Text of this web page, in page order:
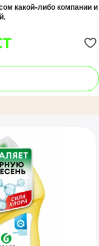
какой-либо компании и
гель «DOS